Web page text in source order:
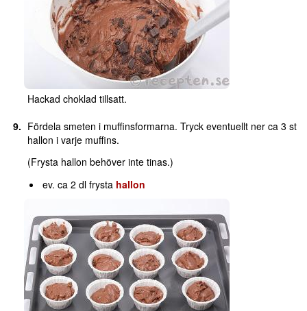
Hackad choklad tillsatt.
Fördela smeten i muffinsformarna. Tryck eventuellt ner ca 3 st
hallon i varje muffins.
(Frysta hallon behöver inte tinas.)
ev. ca 2 dl frysta hallon